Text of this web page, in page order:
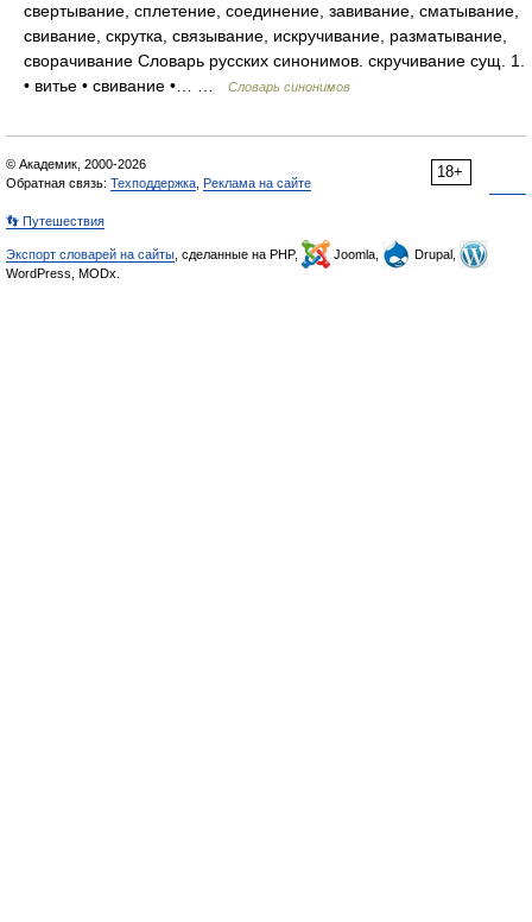
свертывание, сплетение, соединение, завивание, сматывание,
свивание, скрутка, связывание, искручивание, разматывание,
сворачивание Словарь русских синонимов. скручивание сущ. 1.
• витье • свивание •… …
Словарь синонимов
18+
© Академик, 2000-2026
Обратная связь: Техподдержка Реклама на сайте
👣 Путешествия
Экспорт словарей на сайты , сделанные на PHP, Joomla,
Drupal,
WordPress, MODx.